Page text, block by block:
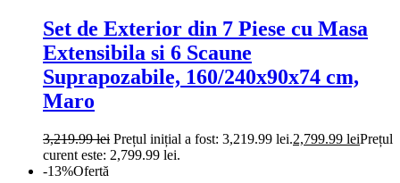
Set de Exterior din 7 Piese cu Masa
Extensibila si 6 Scaune
Suprapozabile, 160/240x90x74 cm,
Maro
3,219.99lei Prețul inițial a fost: 3,219.99 lei.2,799.99 leiPrețul
curent este: 2,799.99 lei.
-13%Ofertă